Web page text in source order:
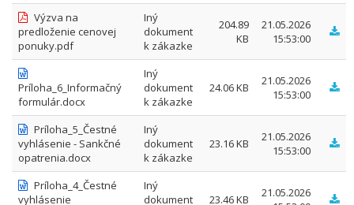
Výzva na
predloženie cenovej
ponuky.pdf
Iný
dokument
k zákazke
204.89
KB
21.05.2026
15:53:00
Príloha_6_Informačný
formulár.docx
Iný
dokument
k zákazke
24.06 KB
21.05.2026
15:53:00
Príloha_5_Čestné
vyhlásenie - Sankčné
opatrenia.docx
Iný
dokument
k zákazke
23.16 KB
21.05.2026
15:53:00
Príloha_4_Čestné
vyhlásenie
Iný
dokument
23.46 KB
21.05.2026